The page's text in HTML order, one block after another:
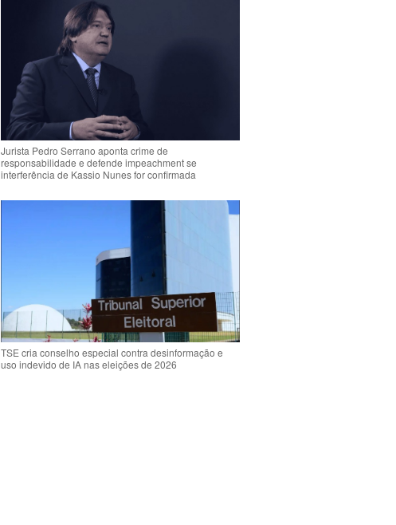
Jurista Pedro Serrano aponta crime de
responsabilidade e defende impeachment se
interferência de Kassio Nunes for confirmada
TSE cria conselho especial contra desinformação e
uso indevido de IA nas eleições de 2026